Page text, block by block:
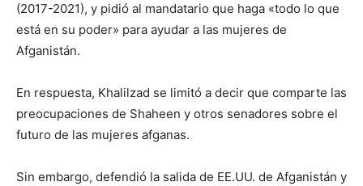
(2017-2021), y pidió al mandatario que haga «todo lo que
está en su poder» para ayudar a las mujeres de
Afganistán.
En respuesta, Khalilzad se limitó a decir que comparte las
preocupaciones de Shaheen y otros senadores sobre el
futuro de las mujeres afganas.
Sin embargo, defendió la salida de EE.UU. de Afganistán y